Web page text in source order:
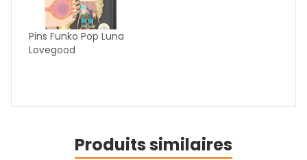
Pins Funko Pop Luna
Lovegood
Produits similaires